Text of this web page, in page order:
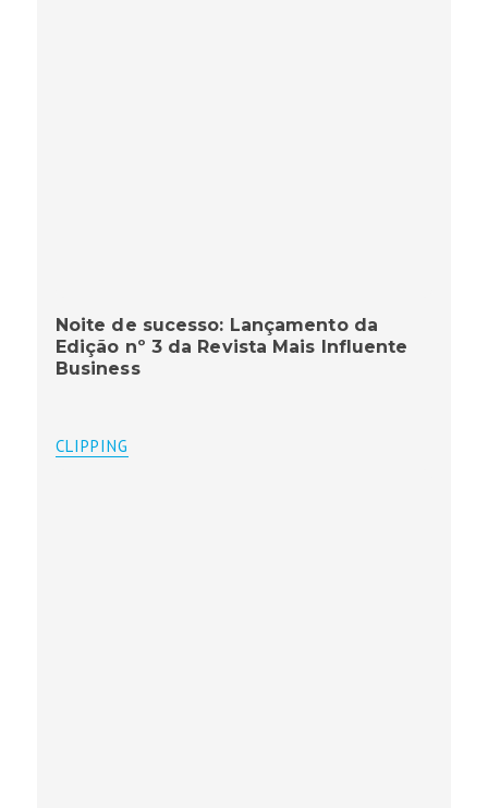
Noite de sucesso: Lançamento da
Edição nº 3 da Revista Mais Influente
Business
CLIPPING